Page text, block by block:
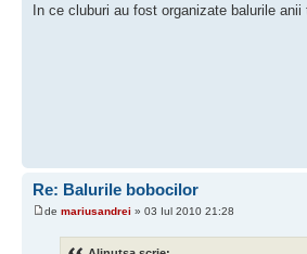
In ce cluburi au fost organizate balurile anii
Re: Balurile bobocilor
de mariusandrei » 03 Iul 2010 21:28